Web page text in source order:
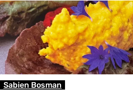
e
t
a
b
o
u
l
é
Sabien Bosman